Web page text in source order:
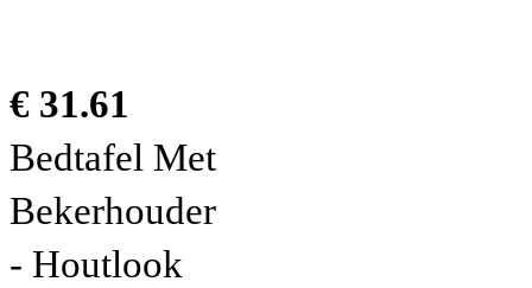
€ 31.61
Bedtafel Met
Bekerhouder
- Houtlook